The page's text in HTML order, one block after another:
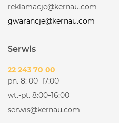
reklamacje@kernau.com
gwarancje@kernau.com
Serwis
22 243 70 00
pn. 8: 00–17:00
wt.-pt. 8:00–16:00
serwis@kernau.com